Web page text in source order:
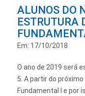
ALUNOS DO
ESTRUTURA
Em: 17/10/2018
O ano de 2019 será
5. A partir do
Fundamental I e por